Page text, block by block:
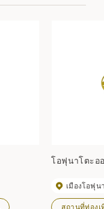
โอฟุนาโตะอ
เมืองโอฟุน
สถานที่ท่องเ